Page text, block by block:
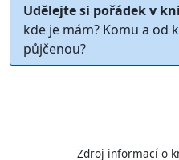
Udělejte si pořádek v
kde je mám? Komu a od
půjčenou?
Zdroj informací o